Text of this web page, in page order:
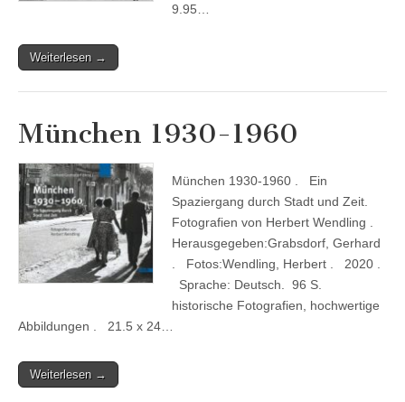
9.95…
Weiterlesen →
München 1930-1960
München 1930-1960 . Ein
Spaziergang durch Stadt und Zeit.
Fotografien von Herbert Wendling .
Herausgegeben:Grabsdorf, Gerhard
. Fotos:Wendling, Herbert . 2020 .
Sprache: Deutsch. 96 S.
historische Fotografien, hochwertige
Abbildungen . 21.5 x 24…
Weiterlesen →